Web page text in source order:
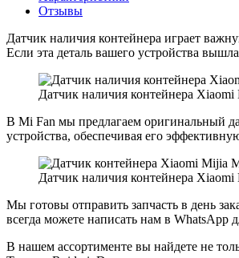
Отзывы
Датчик наличия контейнера играет
Если эта деталь вашего устройства
Датчик наличия контейнера
В Mi Fan мы предлагаем оригинальный
устройства, обеспечивая его
Датчик наличия контейнера
Мы готовы отправить запчасть в день
всегда можете написать нам в
В нашем ассортименте вы найдете не